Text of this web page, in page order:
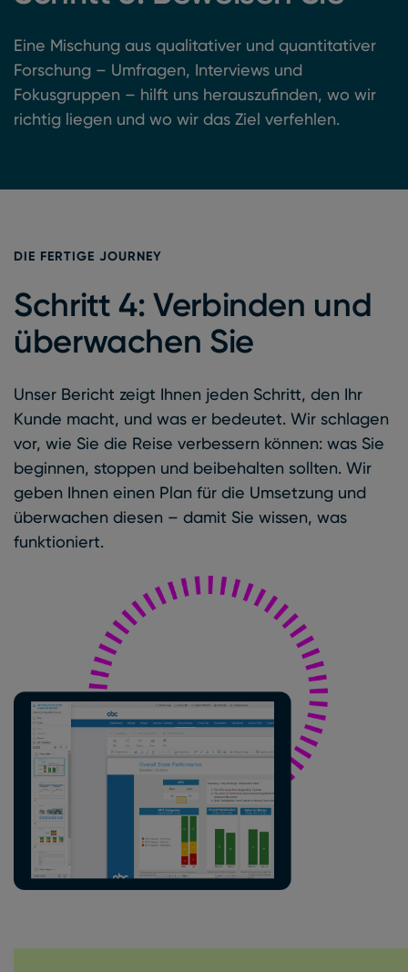
Eine Mischung aus qualitativer und quantitativer
Forschung – Umfragen, Interviews und
Fokusgruppen – hilft uns herauszufinden, wo wir
richtig liegen und wo wir das Ziel verfehlen.
DIE FERTIGE JOURNEY
Schritt 4: Verbinden und
überwachen Sie
Unser Bericht zeigt Ihnen jeden Schritt, den Ihr
Kunde macht, und was er bedeutet. Wir schlagen
vor, wie Sie die Reise verbessern können: was Sie
beginnen, stoppen und beibehalten sollten. Wir
geben Ihnen einen Plan für die Umsetzung und
überwachen diesen – damit Sie wissen, was
funktioniert.